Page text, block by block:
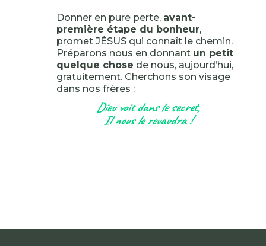
Donner en pure perte, avant-
première étape du bonheur,
promet JÉSUS qui connaît le chemin.
Préparons nous en donnant un petit
quelque chose de nous, aujourd’hui,
gratuitement. Cherchons son visage
dans nos frères :
Dieu voit dans le secret,
Il nous le revaudra !